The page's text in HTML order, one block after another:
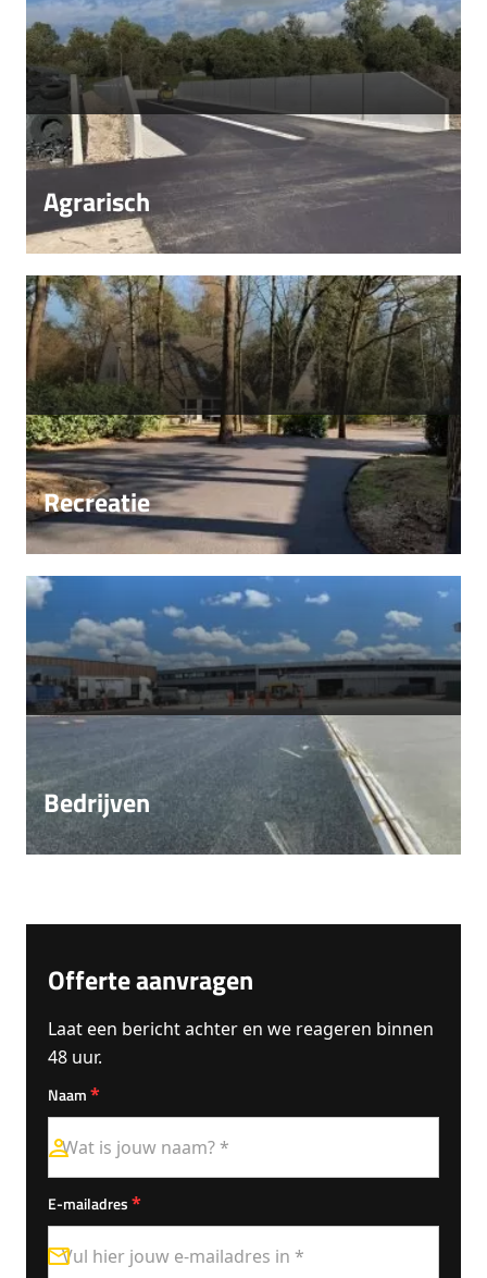
Agrarisch
Recreatie
Bedrijven
Offerte aanvragen
Laat een bericht achter en we reageren binnen
48 uur.
Naam*
E-mailadres*